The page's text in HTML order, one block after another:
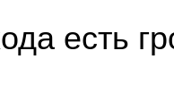
есть